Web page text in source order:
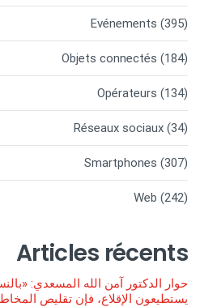
Evénements (395)
Objets connectés (184)
Opérateurs (134)
Réseaux sociaux (34)
Smartphones (307)
Web (242)
Articles récents
حوار الدكتور آمن الله المسعدي:
يستطيعون الإقلاع، فإن تقليص